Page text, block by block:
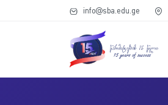
info@sba.edu.ge